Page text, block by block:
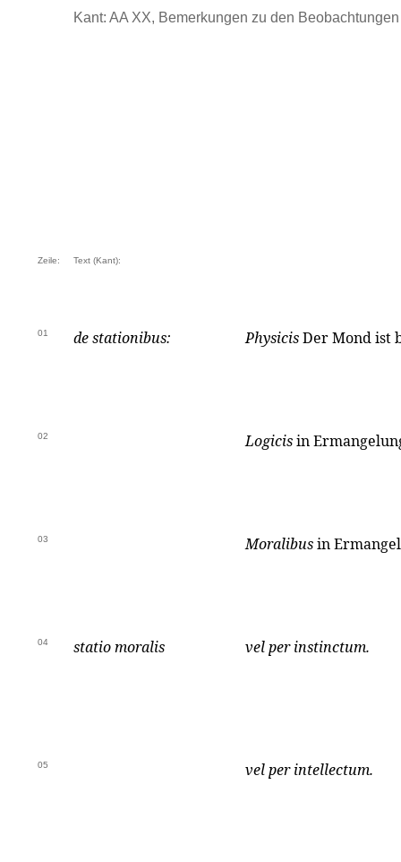
Kant: AA XX, Bemerkungen zu den
Zeile: Text (Kant):
01 de stationibus: PhysicisDer Mond ist
02 Logicisin
03 Moralibusin
04 statio moralis vel per instinctum.
05 vel per intellectum.